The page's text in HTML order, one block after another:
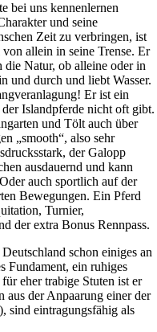
bei uns kennenlernen
und seine
Zeit zu verbringen, ist
allein in seine Trense. Er
Natur, ob alleine oder in
und durch und liebt Wasser.
Er ist ein
Islandpferde nicht oft gibt.
und Tölt auch über
„smooth“, also sehr
der Galopp
ausdauernd und kann
auch sportlich auf der
Bewegungen. Ein Pferd
Turnier,
der extra Bonus Rennpass.
schon einiges an
Fundament, ein ruhiges
eher trabige Stuten ist er
aus der Anpaarung einer der
sind eintragungsfähig als